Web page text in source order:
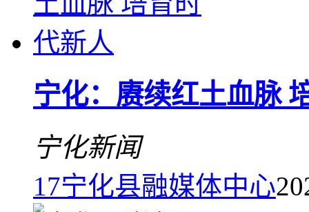
宁化：赓续红土血脉
宁化新闻
17宁化县融媒体中心